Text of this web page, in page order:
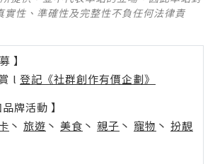
實性、準確性及完整性不負任何法律責
】
l 登記《社群創作有價企劃》
牌活動 】
丶 旅遊 丶 美食 丶 親子 丶 寵物 丶 扮靚